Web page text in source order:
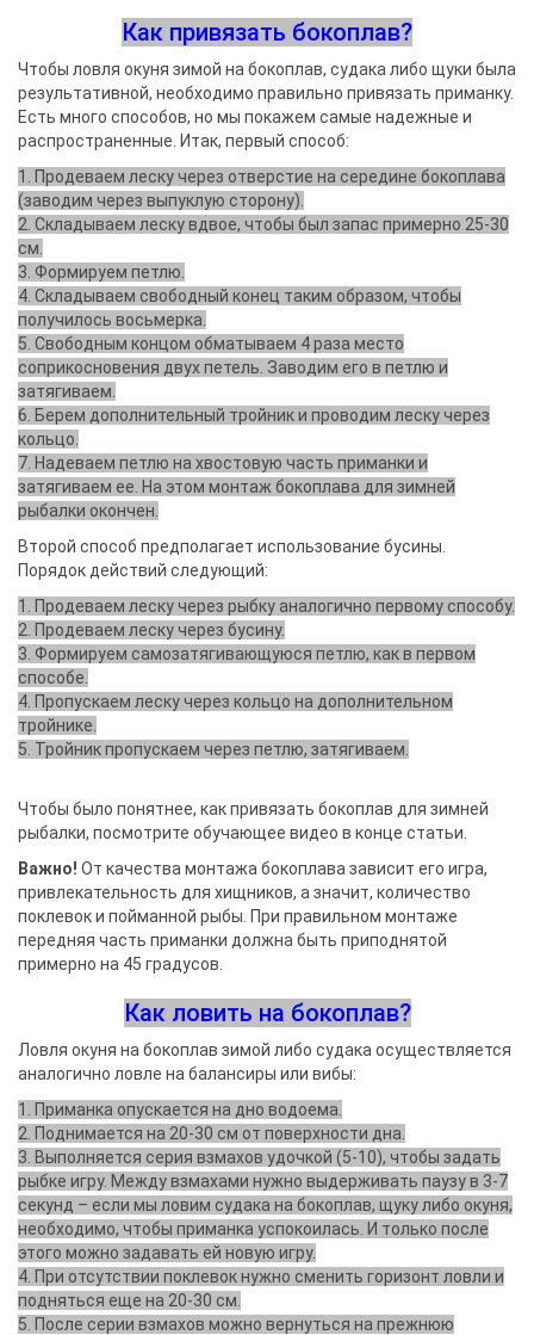
Как привязать бокоплав?
Чтобы ловля окуня зимой на бокоплав, судака либо щуки была
результативной, необходимо правильно привязать приманку.
Есть много способов, но мы покажем самые надежные и
распространенные. Итак, первый способ:
1. Продеваем леску через отверстие на середине бокоплава
(заводим через выпуклую сторону).
2. Складываем леску вдвое, чтобы был запас примерно 25-30
см.
3. Формируем петлю.
4. Складываем свободный конец таким образом, чтобы
получилось восьмерка.
5. Свободным концом обматываем 4 раза место
соприкосновения двух петель. Заводим его в петлю и
затягиваем.
6. Берем дополнительный тройник и проводим леску через
кольцо.
7. Надеваем петлю на хвостовую часть приманки и
затягиваем ее. На этом монтаж бокоплава для зимней
рыбалки окончен.
Второй способ предполагает использование бусины.
Порядок действий следующий:
1. Продеваем леску через рыбку аналогично первому способу.
2. Продеваем леску через бусину.
3. Формируем самозатягивающуюся петлю, как в первом
способе.
4. Пропускаем леску через кольцо на дополнительном
тройнике.
5. Тройник пропускаем через петлю, затягиваем.
Чтобы было понятнее, как привязать бокоплав для зимней
рыбалки, посмотрите обучающее видео в конце статьи.
Важно! От качества монтажа бокоплава зависит его игра,
привлекательность для хищников, а значит, количество
поклевок и пойманной рыбы. При правильном монтаже
передняя часть приманки должна быть приподнятой
примерно на 45 градусов.
Как ловить на бокоплав?
Ловля окуня на бокоплав зимой либо судака осуществляется
аналогично ловле на балансиры или вибы:
1. Приманка опускается на дно водоема.
2. Поднимается на 20-30 см от поверхности дна.
3. Выполняется серия взмахов удочкой (5-10), чтобы задать
рыбке игру. Между взмахами нужно выдерживать паузу в 3-7
секунд – если мы ловим судака на бокоплав, щуку либо окуня,
необходимо, чтобы приманка успокоилась. И только после
этого можно задавать ей новую игру.
4. При отсутствии поклевок нужно сменить горизонт ловли и
подняться еще на 20-30 см.
5. После серии взмахов можно вернуться на прежнюю